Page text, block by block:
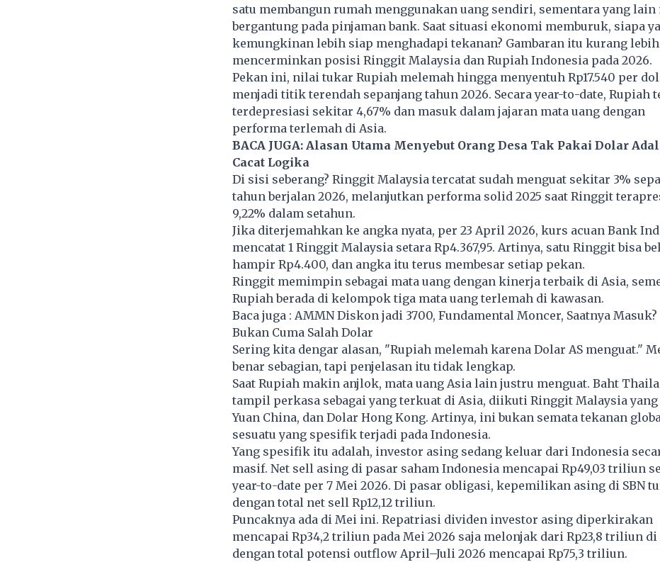
satu membangun rumah menggunakan uang sendiri, sementara yang lain
bergantung pada pinjaman bank. Saat situasi ekonomi memburuk, siapa
kemungkinan lebih siap menghadapi tekanan? Gambaran itu kurang lebih
mencerminkan posisi Ringgit Malaysia dan Rupiah Indonesia pada 2026.
Pekan ini, nilai tukar Rupiah melemah hingga menyentuh Rp17.540 per
menjadi titik terendah sepanjang tahun 2026. Secara year-to-date, Rupiah
terdepresiasi sekitar 4,67% dan masuk dalam jajaran mata uang dengan
performa terlemah di Asia.
BACA JUGA: Alasan Utama Menyebut Orang Desa Tak Pakai Dolar
Cacat Logika
Di sisi seberang? Ringgit Malaysia tercatat sudah menguat sekitar 3%
tahun berjalan 2026, melanjutkan performa solid 2025 saat Ringgit
9,22% dalam setahun.
Jika diterjemahkan ke angka nyata, per 23 April 2026, kurs acuan Bank
mencatat 1 Ringgit Malaysia setara Rp4.367,95. Artinya, satu Ringgit bisa
hampir Rp4.400, dan angka itu terus membesar setiap pekan.
Ringgit memimpin sebagai mata uang dengan kinerja terbaik di Asia,
Rupiah berada di kelompok tiga mata uang terlemah di kawasan.
Baca juga : AMMN Diskon jadi 3700, Fundamental Moncer, Saatnya Masuk?
Bukan Cuma Salah Dolar
Sering kita dengar alasan, "Rupiah melemah karena Dolar AS menguat."
benar sebagian, tapi penjelasan itu tidak lengkap.
Saat Rupiah makin anjlok, mata uang Asia lain justru menguat. Baht
tampil perkasa sebagai yang terkuat di Asia, diikuti Ringgit Malaysia
Yuan China, dan Dolar Hong Kong. Artinya, ini bukan semata tekanan
sesuatu yang spesifik terjadi pada Indonesia.
Yang spesifik itu adalah, investor asing sedang keluar dari Indonesia
masif. Net sell asing di pasar saham Indonesia mencapai Rp49,03 triliun
year-to-date per 7 Mei 2026. Di pasar obligasi, kepemilikan asing di SBN
dengan total net sell Rp12,12 triliun.
Puncaknya ada di Mei ini. Repatriasi dividen investor asing diperkirakan
mencapai Rp34,2 triliun pada Mei 2026 saja melonjak dari Rp23,8 triliun
dengan total potensi outflow April–Juli 2026 mencapai Rp75,3 triliun.